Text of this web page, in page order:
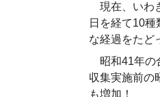
ご意見・ご質問
現在、いわ
日を経て10
な経過をたど
昭和41年の
収集実施前の
も増加！